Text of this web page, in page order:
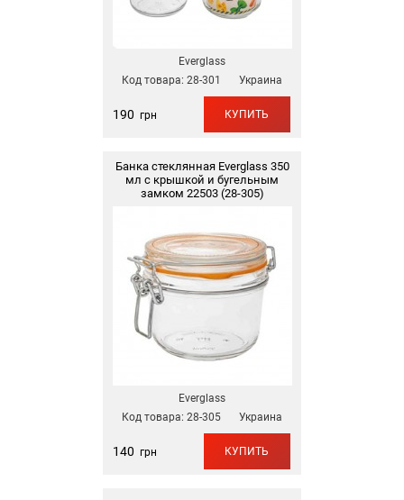
Everglass
Код товара: 28-301 Украина
190 грн КУПИТЬ
Банка стеклянная Everglass 350
мл с крышкой и бугельным
замком 22503 (28-305)
Everglass
Код товара: 28-305 Украина
140 грн КУПИТЬ